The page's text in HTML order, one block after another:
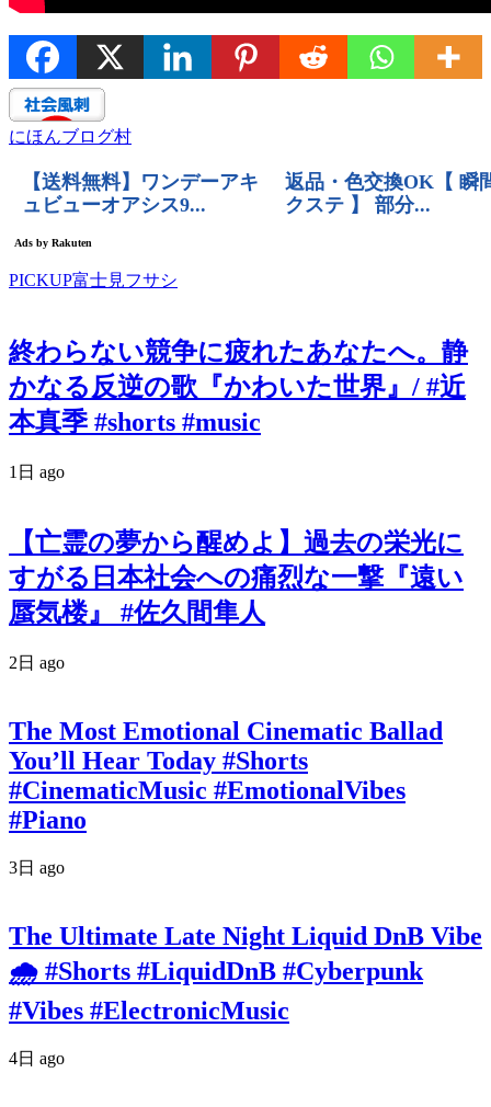
にほんブログ村
PICKUP富士見フサシ
終わらない競争に疲れたあなたへ。静
かなる反逆の歌『かわいた世界』/ #近
本真季 #shorts #music
1日 ago
【亡霊の夢から醒めよ】過去の栄光に
すがる日本社会への痛烈な一撃『遠い
蜃気楼』 #佐久間隼人
2日 ago
The Most Emotional Cinematic Ballad
You’ll Hear Today #Shorts
#CinematicMusic #EmotionalVibes
#Piano
3日 ago
The Ultimate Late Night Liquid DnB Vibe
🌧️ #Shorts #LiquidDnB #Cyberpunk
#Vibes #ElectronicMusic
4日 ago